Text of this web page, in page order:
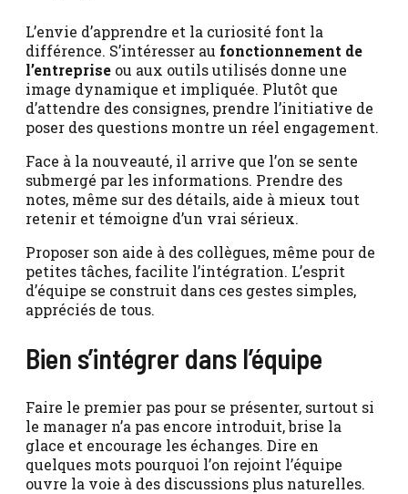
L’envie d’apprendre et la curiosité font la
différence. S’intéresser au fonctionnement de
l’entreprise ou aux outils utilisés donne une
image dynamique et impliquée. Plutôt que
d’attendre des consignes, prendre l’initiative de
poser des questions montre un réel engagement.
Face à la nouveauté, il arrive que l’on se sente
submergé par les informations. Prendre des
notes, même sur des détails, aide à mieux tout
retenir et témoigne d’un vrai sérieux.
Proposer son aide à des collègues, même pour de
petites tâches, facilite l’intégration. L’esprit
d’équipe se construit dans ces gestes simples,
appréciés de tous.
Bien s’intégrer dans l’équipe
Faire le premier pas pour se présenter, surtout si
le manager n’a pas encore introduit, brise la
glace et encourage les échanges. Dire en
quelques mots pourquoi l’on rejoint l’équipe
ouvre la voie à des discussions plus naturelles.